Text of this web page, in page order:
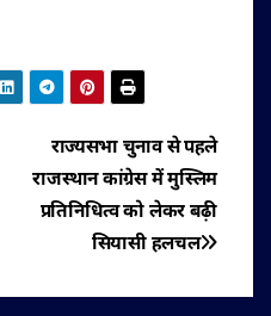
राज्यसभा चुनाव से पहले
राजस्थान कांग्रेस में मुस्लिम
प्रतिनिधित्व को लेकर बढ़ी
सियासी हलचल